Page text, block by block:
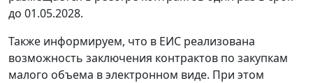
до 01.05.2028.
Также информируем, что в ЕИС реализована
возможность заключения контрактов по закупкам
малого объема в электронном виде. При этом